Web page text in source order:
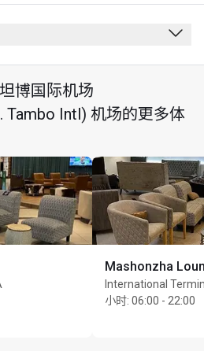
博国际机场
Tambo Intl) 机场的更多体
Mashonzha
International
小时: 06:00 - 22:00